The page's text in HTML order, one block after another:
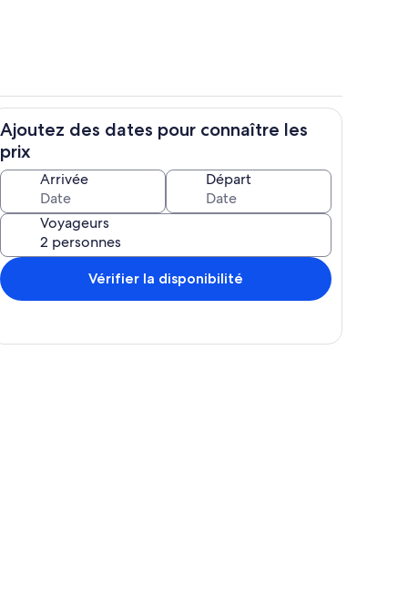
en plein air Restauration en plein air
Ajoutez des dates pour connaître les
prix
Arrivée Départ
Voyageurs
Vérifier la disponibilité